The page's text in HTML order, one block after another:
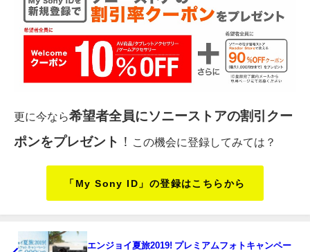
更に今なら希望者全員にソニーストアの割引クー
ポンをプレゼント ！ この機会に登録してみては？
「My Sony ID」の登録はこちらから
エンジョイ夏旅2019! プレミアムフォトキャンペー